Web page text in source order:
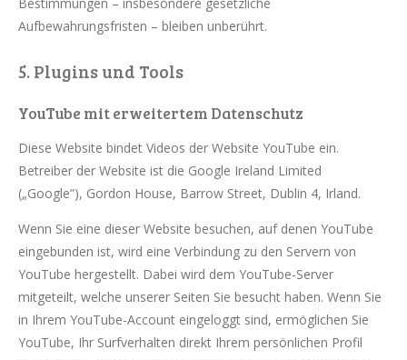
Aufbewahrungsfristen – bleiben unberührt.
5. Plugins und Tools
YouTube mit erweitertem Datenschutz
Diese Website bindet Videos der Website YouTube ein.
Betreiber der Website ist die Google Ireland Limited
(„Google”), Gordon House, Barrow Street, Dublin 4, Irland.
Wenn Sie eine dieser Website besuchen, auf denen YouTube
eingebunden ist, wird eine Verbindung zu den Servern von
YouTube hergestellt. Dabei wird dem YouTube-Server
mitgeteilt, welche unserer Seiten Sie besucht haben. Wenn Sie
in Ihrem YouTube-Account eingeloggt sind, ermöglichen Sie
YouTube, Ihr Surfverhalten direkt Ihrem persönlichen Profil